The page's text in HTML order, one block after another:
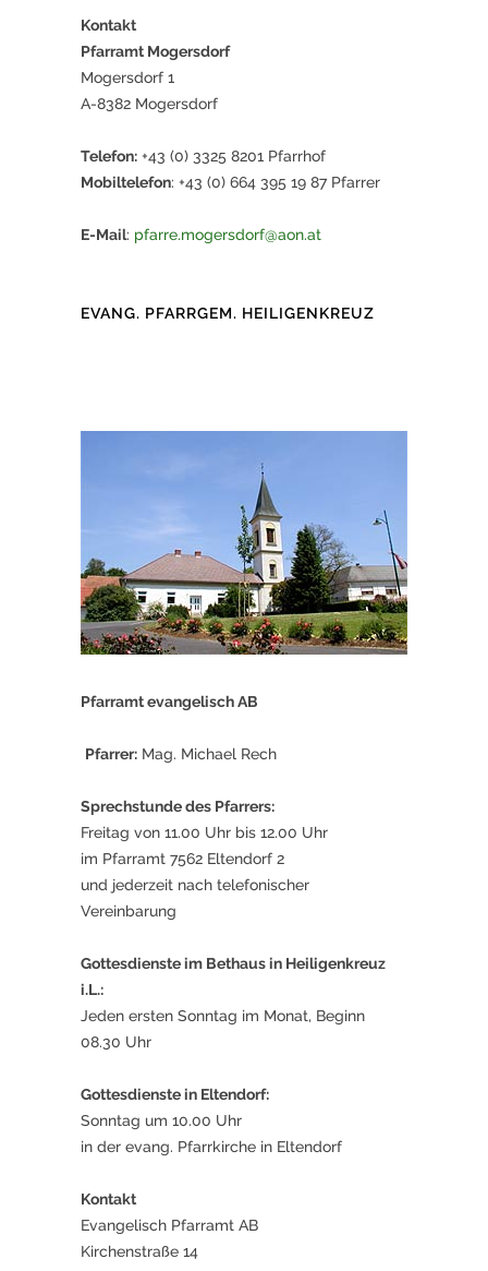
Kontakt
Pfarramt Mogersdorf
Mogersdorf 1
A-8382 Mogersdorf
Telefon: +43 (0) 3325 8201 Pfarrhof
Mobiltelefon: +43 (0) 664 395 19 87 Pfarrer
E-Mail: pfarre.mogersdorf@aon.at
EVANG. PFARRGEM. HEILIGENKREUZ
Pfarramt evangelisch AB
Pfarrer: Mag. Michael Rech
Sprechstunde des Pfarrers:
Freitag von 11.00 Uhr bis 12.00 Uhr
im Pfarramt 7562 Eltendorf 2
und jederzeit nach telefonischer
Vereinbarung
Gottesdienste im Bethaus in Heiligenkreuz
i.L.:
Jeden ersten Sonntag im Monat, Beginn
08.30 Uhr
Gottesdienste in Eltendorf:
Sonntag um 10.00 Uhr
in der evang. Pfarrkirche in Eltendorf
Kontakt
Evangelisch Pfarramt AB
Kirchenstraße 14